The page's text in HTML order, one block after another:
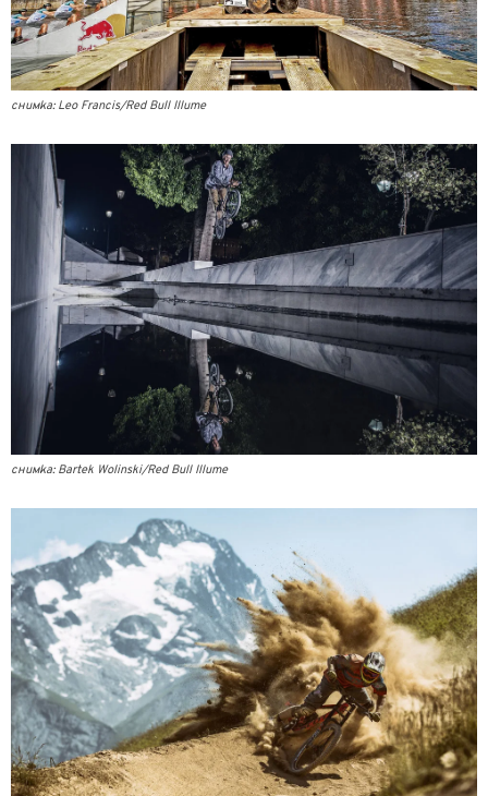
снимка: Leo Francis/Red Bull Illume
снимка: Bartek Wolinski/Red Bull Illume